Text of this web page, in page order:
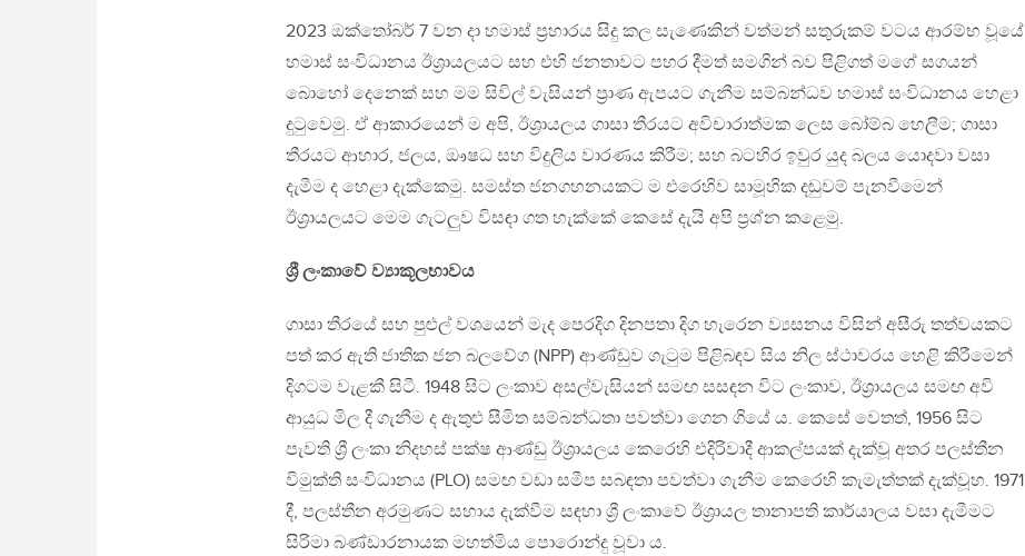
2023 ඔක්තෝබර් 7 වන දා හමාස් ප්‍රහාරය සිදු කල සැණෙකින් වත්මන් සතුරුකම් වටය ආරම්භ වූයේ
හමාස් සංවිධානය ඊශ්‍රායලයට සහ එහි ජනතාවට පහර දීමත් සමගින් බව පිළිගත් මගේ සගයන්
බොහෝ දෙනෙක් සහ මම සිවිල් වැසියන් ප්‍රාණ ඇපයට ගැනීම සම්බන්ධව හමාස් සංවිධානය හෙළා
දුටුවෙමු. ඒ ආකාරයෙන් ම අපි, ඊශ්‍රායලය ගාසා තීරයට අවිචාරාත්මක ලෙස බෝම්බ හෙලීම; ගාසා
තීරයට ආහාර, ජලය, ඖෂධ සහ විදුලිය වාරණය කිරීම; සහ බටහිර ඉවුර යුද බලය යොදවා වසා
දැමීම ද හෙළා දැක්කෙමු. සමස්ත ජනගහනයකට ම එරෙහිව සාමූහික දඬුවම් පැනවීමෙන්
ඊශ්‍රායලයට මෙම ගැටලුව විසඳා ගත හැක්කේ කෙසේ දැයි අපි ප්‍රශ්න කළෙමු.
ශ්‍රී ලංකාවේ ව්‍යාකූලභාවය
ගාසා තීරයේ සහ පුළුල් වශයෙන් මැද පෙරදිග දිනපතා දිග හැරෙන ව්‍යසනය විසින් අසීරු තත්වයකට
පත් කර ඇති ජාතික ජන බලවේග (NPP) ආණ්ඩුව ගැටුම පිළිබඳව සිය නිල ස්ථාවරය හෙළි කිරීමෙන්
දිගටම වැළකී සිටී. 1948 සිට ලංකාව අසල්වැසියන් සමඟ සසඳන විට ලංකාව, ඊශ්‍රායලය සමඟ අවි
ආයුධ මිල දී ගැනීම ද ඇතුළු සීමිත සම්බන්ධතා පවත්වා ගෙන ගියේ ය. කෙසේ වෙතත්, 1956 සිට
පැවති ශ්‍රී ලංකා නිදහස් පක්ෂ ආණ්ඩු ඊශ්‍රායලය කෙරෙහි එදිරිවාදී ආකල්පයක් දැක්වූ අතර පලස්තීන
විමුක්ති සංවිධානය (PLO) සමඟ වඩා සමීප සබඳතා පවත්වා ගැනීම කෙරෙහි කැමැත්තක් දැක්වූහ. 1971
දී, පලස්තීන අරමුණට සහාය දැක්වීම සඳහා ශ්‍රී ලංකාවේ ඊශ්‍රායල තානාපති කාර්යාලය වසා දැමීමට
සිරිමා බණ්ඩාරනායක මහත්මිය පොරොන්දු වූවා ය.